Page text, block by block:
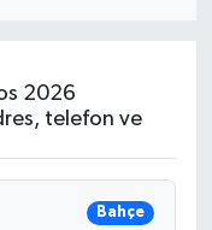
2026
telefon ve
Bahçe